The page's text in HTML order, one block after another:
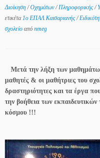
Διοίκηση/Οχημάτων/Πληροφορικής/
ετικέτα1ο ΕΠΑΛ Καισαριανής/
σχολείο από nmeg
Μετά την λήξη των μαθημάτων
μαθητές & οι μαθήτριες του
δραστηριότητες και τα έργα
την βοήθεια των
κόσμου !!!